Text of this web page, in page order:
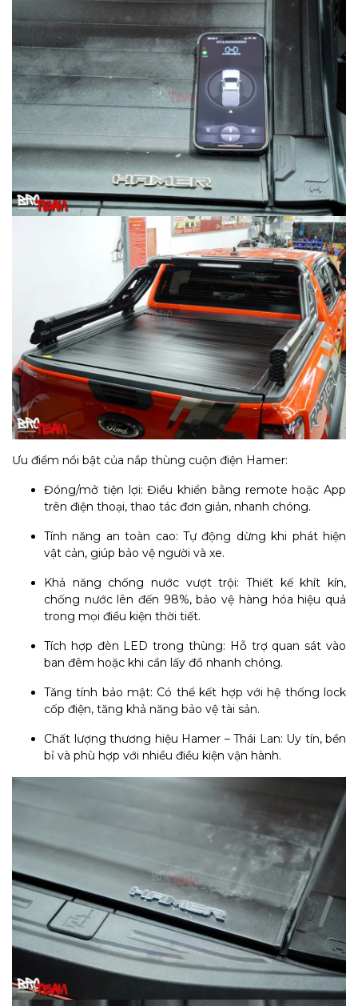
Ưu điểm nổi bật của nắp thùng cuộn điện Hamer:
Đóng/mở tiện lợi: Điều khiển bằng remote hoặc App
trên điện thoại, thao tác đơn giản, nhanh chóng.
Tính năng an toàn cao: Tự động dừng khi phát hiện
vật cản, giúp bảo vệ người và xe.
Khả năng chống nước vượt trội: Thiết kế khít kín,
chống nước lên đến 98%, bảo vệ hàng hóa hiệu quả
trong mọi điều kiện thời tiết.
Tích hợp đèn LED trong thùng: Hỗ trợ quan sát vào
ban đêm hoặc khi cần lấy đồ nhanh chóng.
Tăng tính bảo mật: Có thể kết hợp với hệ thống lock
cốp điện, tăng khả năng bảo vệ tài sản.
Chất lượng thương hiệu Hamer – Thái Lan: Uy tín, bền
bỉ và phù hợp với nhiều điều kiện vận hành.